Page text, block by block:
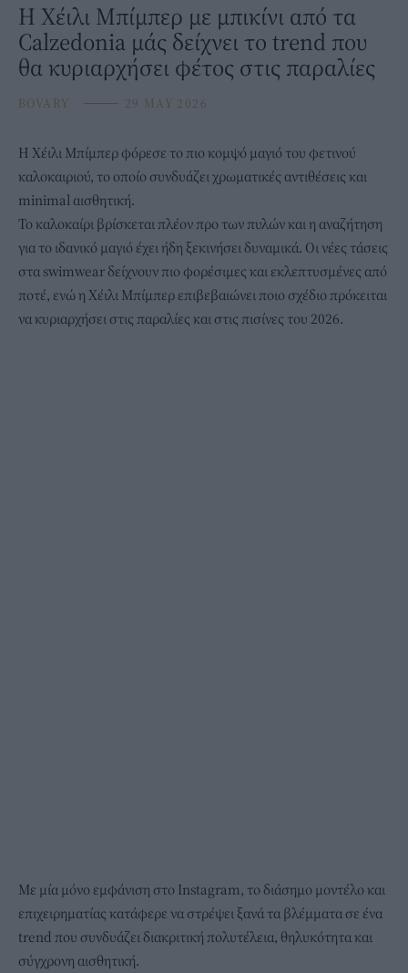
Η Χέιλι Μπίμπερ με μπικίνι από τα
Calzedonia μάς δείχνει το trend που
θα κυριαρχήσει φέτος στις παραλίες
BOVARY ⸻ 29 MAY 2026
Η Χέιλι Μπίμπερ φόρεσε το πιο κομψό μαγιό του φετινού
καλοκαιριού, το οποίο συνδυάζει χρωματικές αντιθέσεις και
minimal αισθητική.
Το καλοκαίρι βρίσκεται πλέον προ των πυλών και η αναζήτηση
για το ιδανικό μαγιό έχει ήδη ξεκινήσει δυναμικά. Οι νέες τάσεις
στα swimwear δείχνουν πιο φορέσιμες και εκλεπτυσμένες από
ποτέ, ενώ η Χέιλι Μπίμπερ επιβεβαιώνει ποιο σχέδιο πρόκειται
να κυριαρχήσει στις παραλίες και στις πισίνες του 2026.
Με μία μόνο εμφάνιση στο Instagram, το διάσημο μοντέλο και
επιχειρηματίας κατάφερε να στρέψει ξανά τα βλέμματα σε ένα
trend που συνδυάζει διακριτική πολυτέλεια, θηλυκότητα και
σύγχρονη αισθητική.